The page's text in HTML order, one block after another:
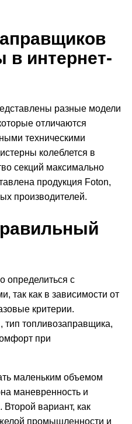
в интернет-
разные модели
отличаются
техническими
колеблется в
секций максимально
продукция Foton,
производителей.
определиться с
, так как в зависимости от
критерии.
, тип топливозаправщика,
при
маленьким объемом
маневренность и
Второй вариант, как
промышленности и